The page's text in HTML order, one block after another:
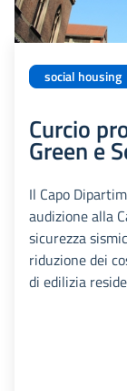
social housing
Curcio
Green e
Il Capo
audizione alla
sicurezza
riduzione dei
di edilizia